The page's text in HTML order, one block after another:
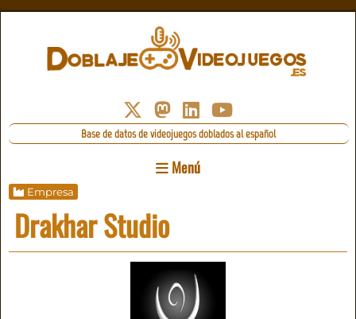
Base de datos de videojuegos doblados al español
Menú
Empresa
Drakhar Studio